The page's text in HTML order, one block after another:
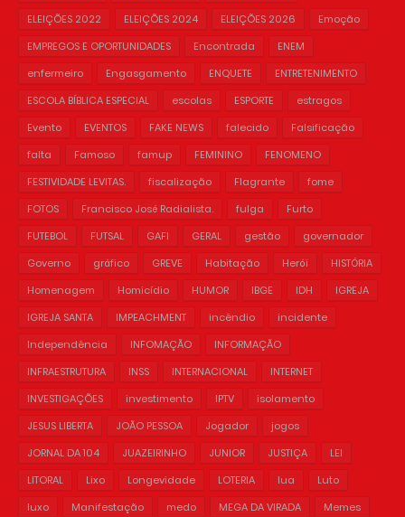
ELEIÇÕES 2022
ELEIÇÕES 2024 ELEIÇÕES 2026
Emoção
EMPREGOS E OPORTUNIDADES
Encontrada
ENEM
enfermeiro
Engasgamento ENQUETE
ENTRETENIMENTO
ESCOLA BÍBLICA ESPECIAL
escolas ESPORTE
estragos
Evento
EVENTOS FAKE NEWS falecido
Falsificação
falta
Famoso famup FEMININO
FENOMENO
FESTIVIDADE LEVITAS.
fiscalização Flagrante
fome
FOTOS
Francisco José Radialista. fulga
Furto
FUTEBOL
FUTSAL GAFI GERAL gestão
governador
Governo
gráfico GREVE Habitação Herói
HISTÓRIA
Homenagem
Homicídio HUMOR IBGE IDH
IGREJA
IGREJA SANTA
IMPEACHMENT incêndio
incidente
Independência
INFOMAÇÃO
INFORMAÇÃO
INFRAESTRUTURA
INSS INTERNACIONAL
INTERNET
INVESTIGAÇÕES
investimento IPTV
isolamento
JESUS LIBERTA
JOÃO PESSOA Jogador
jogos
JORNAL DA 104
JUAZEIRINHO JUNIOR JUSTIÇA
LEI
LITORAL
Lixo Longevidade LOTERIA lua
Luto
luxo
Manifestação medo MEGA DA VIRADA
Memes